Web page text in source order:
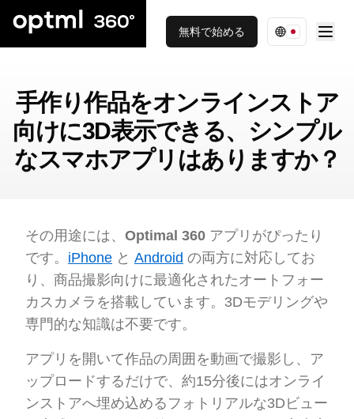
無料で始める
手作り作品をオンラインストア
向けに3D表示できる、シンプル
なスマホアプリはありますか？
その用途には、 Optimal 360 アプリがぴったり
です。 iPhone と Android の両方に対応してお
り、商品撮影向けに最適化されたオートフォー
カスカメラを搭載しています。3Dモデリングや
専門的な知識は不要です。
アプリを開いて作品の周囲を動画で撮影し、ア
ップロードするだけで、約15分後にはオンライ
ンストアへ埋め込めるフォトリアルな3Dビュー